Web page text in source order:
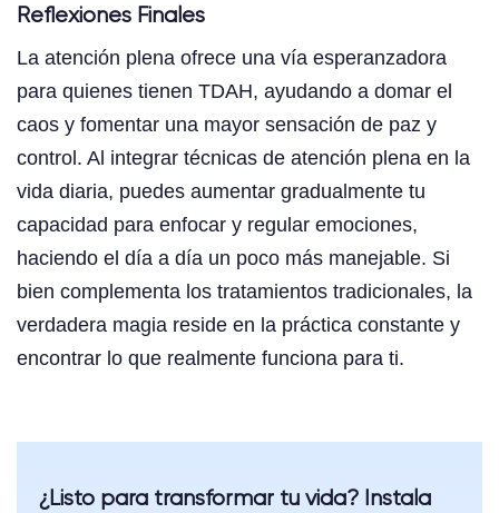
Reflexiones Finales
La atención plena ofrece una vía esperanzadora
para quienes tienen TDAH, ayudando a domar el
caos y fomentar una mayor sensación de paz y
control. Al integrar técnicas de atención plena en la
vida diaria, puedes aumentar gradualmente tu
capacidad para enfocar y regular emociones,
haciendo el día a día un poco más manejable. Si
bien complementa los tratamientos tradicionales, la
verdadera magia reside en la práctica constante y
encontrar lo que realmente funciona para ti.
¿Listo para transformar tu vida? Instala